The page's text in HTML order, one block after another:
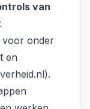
van
voor onder
en
).